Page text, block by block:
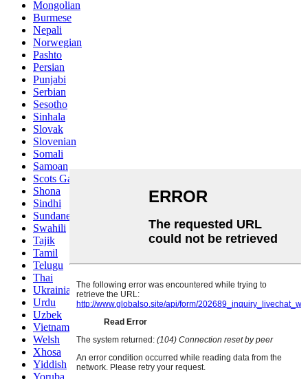
Mongolian
Burmese
Nepali
Norwegian
Pashto
Persian
Punjabi
Serbian
Sesotho
Sinhala
Slovak
Slovenian
Somali
Samoan
Scots Gaelic
Shona
Sindhi
Sundanese
Swahili
Tajik
Tamil
Telugu
Thai
Ukrainian
Urdu
Uzbek
Vietnamese
Welsh
Xhosa
Yiddish